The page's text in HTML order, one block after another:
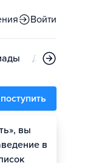
Войти
Дни открытых
вы
в
шансы